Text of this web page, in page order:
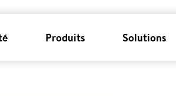
Produits Solutions